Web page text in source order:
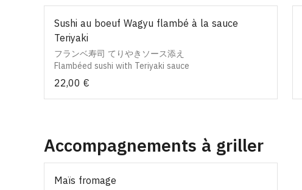
Sushi au boeuf Wagyu flambé à la sauce
Teriyaki
フランベ寿司 てりやきソース添え
Flambéed sushi with Teriyaki sauce
22,00 €
Accompagnements à griller
Maïs fromage